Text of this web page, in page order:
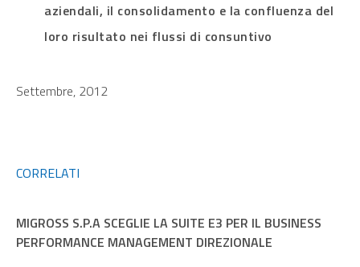
aziendali, il consolidamento e la confluenza del
loro risultato nei flussi di consuntivo
Settembre, 2012
CORRELATI
MIGROSS S.P.A SCEGLIE LA SUITE E3 PER IL BUSINESS
PERFORMANCE MANAGEMENT DIREZIONALE